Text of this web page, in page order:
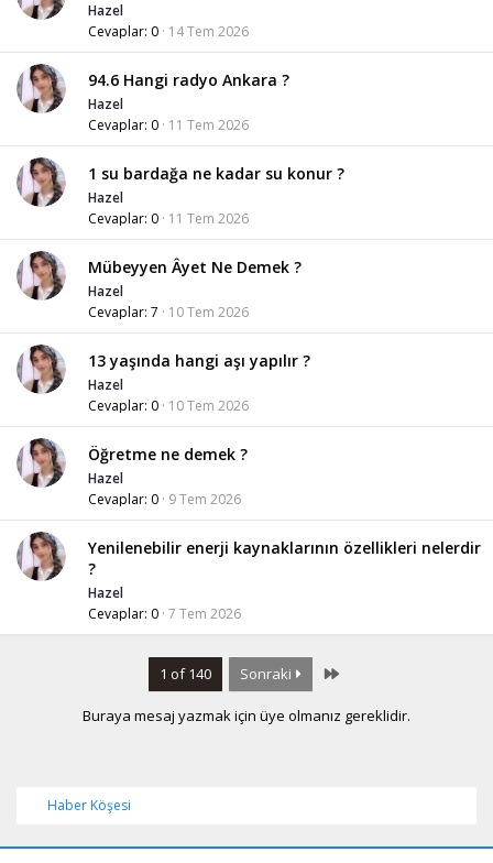
Hazel
Cevaplar 0 14 Tem 2026
94.6 Hangi radyo Ankara ?
Hazel
Cevaplar 0 11 Tem 2026
1 su bardağa ne kadar su konur ?
Hazel
Cevaplar 0 11 Tem 2026
Mübeyyen Âyet Ne Demek ?
Hazel
Cevaplar 7 10 Tem 2026
13 yaşında hangi aşı yapılır ?
Hazel
Cevaplar 0 10 Tem 2026
Öğretme ne demek ?
Hazel
Cevaplar 0 9 Tem 2026
Yenilenebilir enerji kaynaklarının özellikleri nelerdir
?
Hazel
Cevaplar 0 7 Tem 2026
1 of 140 Sonraki Last
Buraya mesaj yazmak için üye olmanız gereklidir.
Haber Köşesi